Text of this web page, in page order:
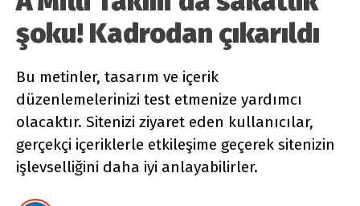
şoku! Kadrodan çıkarıldı
Bu metinler, tasarım ve içerik
düzenlemelerinizi test etmenize yardımcı
olacaktır. Sitenizi ziyaret eden kullanıcılar,
gerçekçi içeriklerle etkileşime geçerek sitenizin
işlevselliğini daha iyi anlayabilirler.